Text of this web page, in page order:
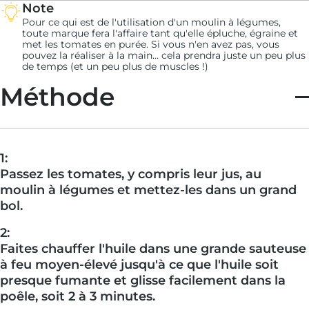
Note
Pour ce qui est de l'utilisation d'un moulin à légumes,
toute marque fera l'affaire tant qu'elle épluche, égraine et
met les tomates en purée. Si vous n'en avez pas, vous
pouvez la réaliser à la main... cela prendra juste un peu plus
de temps (et un peu plus de muscles !)
Méthode
1:
Passez les tomates, y compris leur jus, au
moulin à légumes et mettez-les dans un grand
bol.
2:
Faites chauffer l'huile dans une grande sauteuse
à feu moyen-élevé jusqu'à ce que l'huile soit
presque fumante et glisse facilement dans la
poêle, soit 2 à 3 minutes.